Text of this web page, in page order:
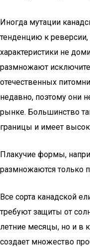
Иногда мутации
тенденцию к
характеристики не
размножают
отечественных
недавно, поэтому они
рынке. Большинство
границы и имеет
Плакучие формы,
размножаются только
Все сорта канадской
требуют защиты от
летние месяцы, но и в
создает множество